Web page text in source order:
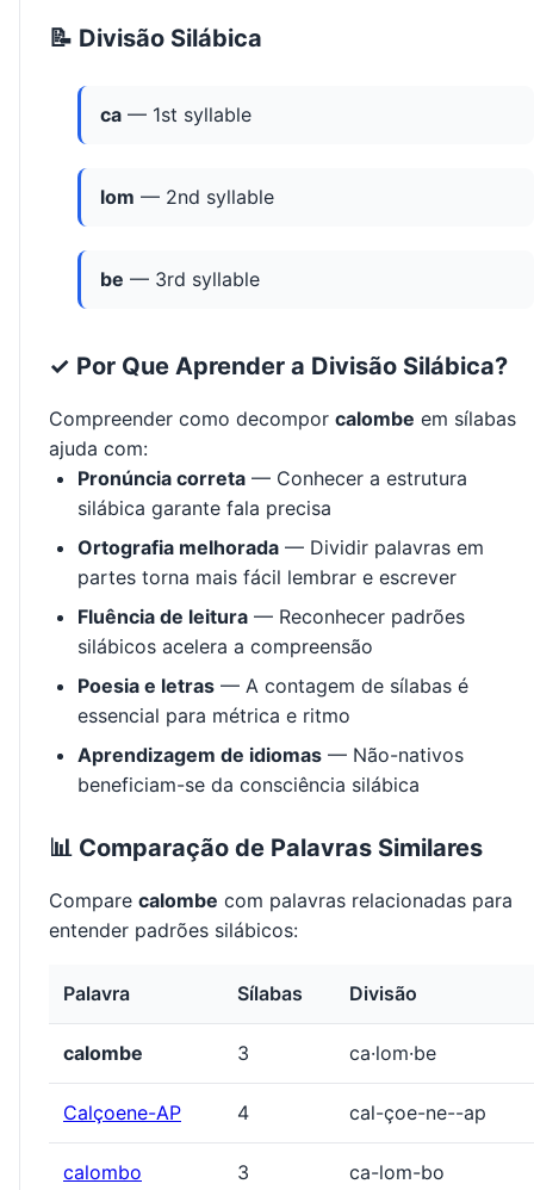
📝 Divisão Silábica
ca — 1st syllable
lom — 2nd syllable
be — 3rd syllable
✓ Por Que Aprender a Divisão Silábica?
Compreender como decompor calombe em sílabas
ajuda com:
Pronúncia correta — Conhecer a estrutura
silábica garante fala precisa
Ortografia melhorada — Dividir palavras em
partes torna mais fácil lembrar e escrever
Fluência de leitura — Reconhecer padrões
silábicos acelera a compreensão
Poesia e letras — A contagem de sílabas é
essencial para métrica e ritmo
Aprendizagem de idiomas — Não-nativos
beneficiam-se da consciência silábica
📊 Comparação de Palavras Similares
Compare calombe com palavras relacionadas para
entender padrões silábicos:
Palavra Sílabas Divisão
calombe 3 ca·lom·be
Calçoene-AP 4 cal-çoe-ne--ap
calombo 3 ca-lom-bo